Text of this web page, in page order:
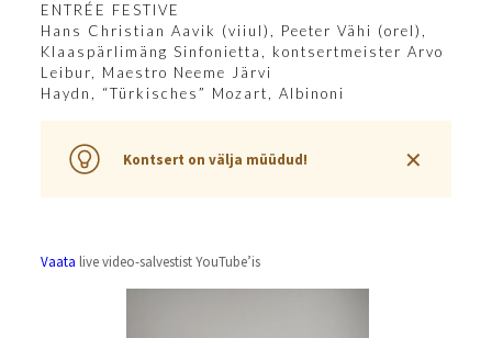
ENTRÉE FESTIVE
Hans Christian Aavik (viiul), Peeter Vähi (orel),
Klaaspärlimäng Sinfonietta, kontsertmeister Arvo
Leibur, Maestro Neeme Järvi
Haydn, “Türkisches” Mozart, Albinoni
Kontsert on välja müüdud! ✕
Vaata live video-salvestist YouTube’is